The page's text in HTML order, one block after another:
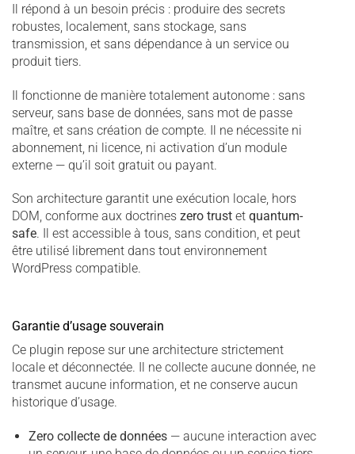
Il répond à un besoin précis : produire des secrets
robustes, localement, sans stockage, sans
transmission, et sans dépendance à un service ou
produit tiers.
Il fonctionne de manière totalement autonome : sans
serveur, sans base de données, sans mot de passe
maître, et sans création de compte. Il ne nécessite ni
abonnement, ni licence, ni activation d’un module
externe — qu’il soit gratuit ou payant.
Son architecture garantit une exécution locale, hors
DOM, conforme aux doctrines zero trust et quantum-
safe. Il est accessible à tous, sans condition, et peut
être utilisé librement dans tout environnement
WordPress compatible.
Garantie d’usage souverain
Ce plugin repose sur une architecture strictement
locale et déconnectée. Il ne collecte aucune donnée, ne
transmet aucune information, et ne conserve aucun
historique d’usage.
Zero collecte de données— aucune interaction avec